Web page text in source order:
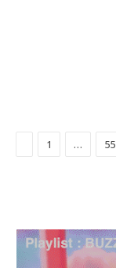
Précédent
1 … 55